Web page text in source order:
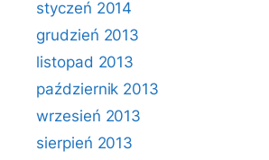
styczeń 2014
grudzień 2013
listopad 2013
październik 2013
wrzesień 2013
sierpień 2013